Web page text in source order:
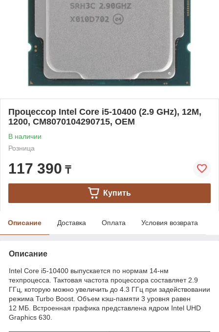
Процессор Intel Core i5-10400 (2.9 GHz), 12M,
1200, CM8070104290715, OEM
В наличии
Розница
117 390 ₸
Купить
Описание Доставка Оплата Условия возврата
Описание
Intel Core i5-10400 выпускается по нормам 14-нм
техпроцесса. Тактовая частота процессора составляет 2.9
ГГц, которую можно увеличить до 4.3 ГГц при задействовании
режима Turbo Boost. Объем кэш-памяти 3 уровня равен
12 МБ. Встроенная графика представлена ядром Intel UHD
Graphics 630.